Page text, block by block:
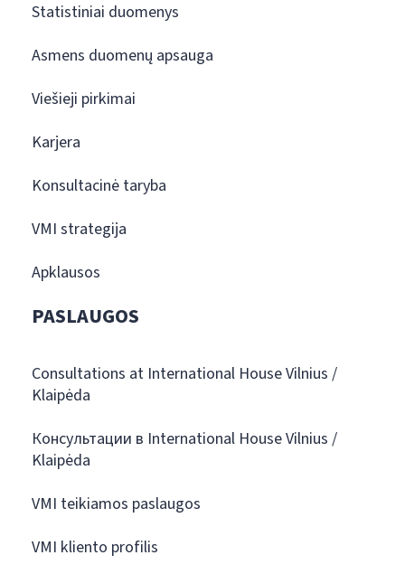
Statistiniai duomenys
Asmens duomenų apsauga
Viešieji pirkimai
Karjera
Konsultacinė taryba
VMI strategija
Apklausos
PASLAUGOS
Consultations at International House Vilnius /
Klaipėda
Консультации в International House Vilnius /
Klaipėda
VMI teikiamos paslaugos
VMI kliento profilis